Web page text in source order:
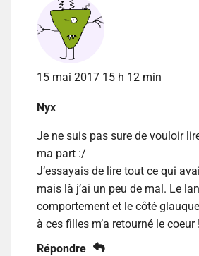
15 mai 2017 15 h 12 min
Nyx
Je ne suis pas sure de vouloir
ma part :/
J’essayais de lire tout ce qui
mais là j’ai un peu de mal. Le
comportement et le côté
à ces filles m’a retourné le coeur !
Répondre